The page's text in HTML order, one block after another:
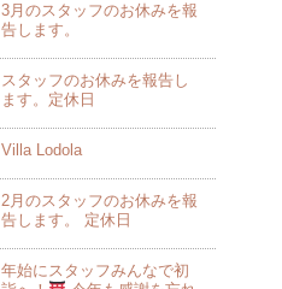
3月のスタッフのお休みを報
告します。 ⁡
スタッフのお休みを報告し
ます。定休日
Villa Lodola
2月のスタッフのお休みを報
告します。 定休日
年始にスタッフみんなで初